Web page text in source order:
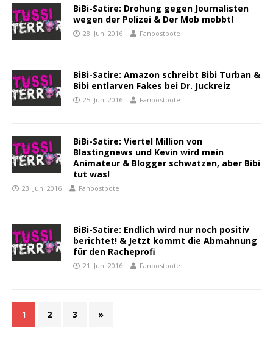
BiBi-Satire: Drohung gegen Journalisten
wegen der Polizei & Der Mob mobbt!
28. Juni 2016 Fanpostbote
BiBi-Satire: Amazon schreibt Bibi Turban &
Bibi entlarven Fakes bei Dr. Juckreiz
25. Juni 2016 Fanpostbote
BiBi-Satire: Viertel Million von
Blastingnews und Kevin wird mein
Animateur & Blogger schwatzen, aber Bibi
tut was!
23. Juni 2016 Fanpostbote
BiBi-Satire: Endlich wird nur noch positiv
berichtet! & Jetzt kommt die Abmahnung
für den Racheprofi
21. Juni 2016 Fanpostbote
1 2 3 »